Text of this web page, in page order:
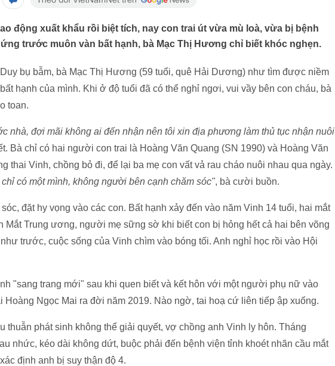
động xuất khẩu rồi biệt tích, nay con trai út vừa mù loà, vừa bị bệnh
trước muôn vàn bất hạnh, bà Mạc Thị Hương chỉ biết khóc nghẹn.
bụ bẫm, bà Mạc Thị Hương (59 tuổi, quê Hải Dương) như tìm được niềm
hạnh của mình. Khi ở độ tuổi đã có thể nghỉ ngơi, vui vầy bên con cháu, bà
toan.
nhà, đợi mãi không ai đến nhận nên tôi xin địa phương làm thủ tục nhận nuôi
Bà chỉ có hai người con trai là Hoàng Văn Quang (SN 1990) và Hoàng Văn
thai Vinh, chồng bỏ đi, để lại ba mẹ con vất vả rau cháo nuôi nhau qua ngày.
có một mình, không người bên cạnh chăm sóc", bà cười buồn.
đặt hy vọng vào các con. Bất hạnh xảy đến vào năm Vinh 14 tuổi, hai mắt
Mắt Trung ương, người mẹ sững sờ khi biết con bị hỏng hết cả hai bên võng
trước, cuộc sống của Vinh chìm vào bóng tối. Anh nghỉ học rồi vào Hội
"sang trang mới" sau khi quen biết và kết hôn với một người phụ nữ vào
Hoàng Ngọc Mai ra đời năm 2019. Nào ngờ, tai hoạ cứ liên tiếp ập xuống.
thuẫn phát sinh không thể giải quyết, vợ chồng anh Vinh ly hôn. Tháng
nhức, kéo dài không dứt, buộc phải đến bệnh viện tỉnh khoét nhãn cầu mắt
định anh bị suy thận độ 4.